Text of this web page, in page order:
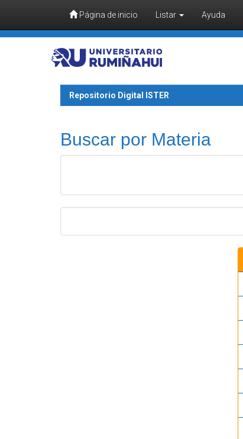
Skip navigation
Página de inicio Listar Ayuda
Repositorio Digital ISTER
Buscar por Materia